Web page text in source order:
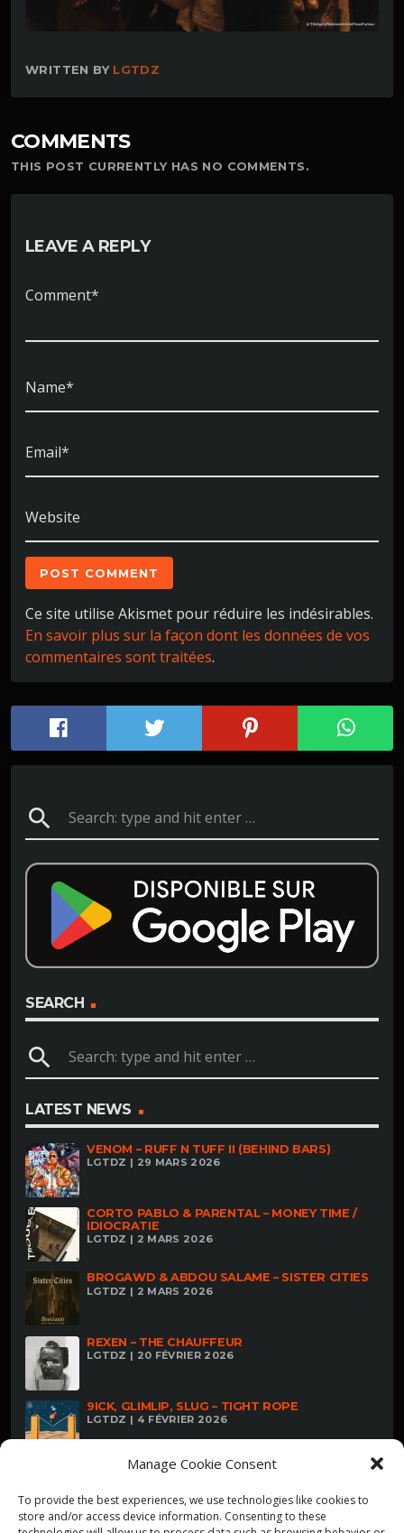
Manage Cookie Consent
To provide the best experiences, we use technologies like cookies to
store and/or access device information. Consenting to these
WRITTEN BY LGTDZ
COMMENTS
THIS POST CURRENTLY HAS NO COMMENTS.
LEAVE A REPLY
Comment*
Name*
Email*
Website
Ce site utilise Akismet pour réduire les indésirables.
En savoir plus sur la façon dont les données de vos
commentaires sont traitées.
search
SEARCH
search
LATEST NEWS
VENOM – RUFF N TUFF II (BEHIND BARS)
LGTDZ | 29 MARS 2026
CORTO PABLO & PARENTAL – MONEY TIME /
IDIOCRATIE
LGTDZ | 2 MARS 2026
BROGAWD & ABDOU SALAME – SISTER CITIES
LGTDZ | 2 MARS 2026
REXEN – THE CHAUFFEUR
LGTDZ | 20 FÉVRIER 2026
9ICK, GLIMLIP, SLUG – TIGHT ROPE
LGTDZ | 4 FÉVRIER 2026